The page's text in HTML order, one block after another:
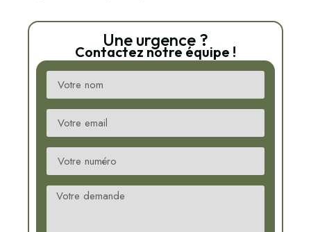
Une urgence ?
Contactez notre équipe !